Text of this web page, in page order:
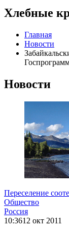
Хлебные
Главная
Новости
Новости
Переселение
Общество
Россия
10:3612 окт 2011